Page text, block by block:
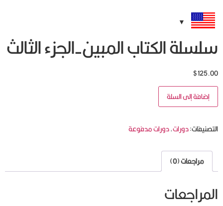
سلسلة الكتاب المبين-الجزء الثالث
$125.00
إضافة إلى السلة
التصنيفات:دورات,دورات مدفوعة
مراجعات (0)
المراجعات